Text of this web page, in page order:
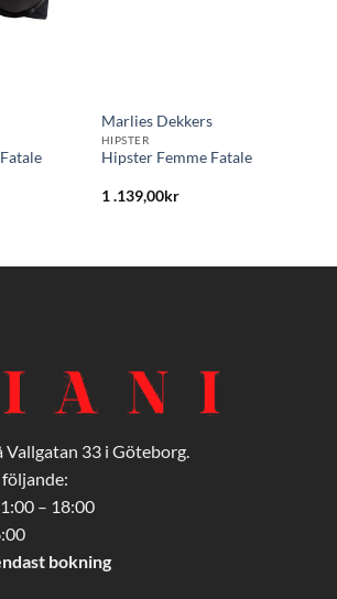
Marlies Dekkers
HIPSTER
Hipster Femme Fatale
1 .139,00kr
Vallgatan 33 i Göteborg.
– 18:00
bokning